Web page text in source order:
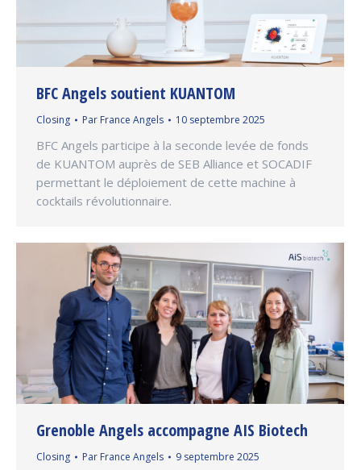
BFC Angels soutient KUANTOM
Closing Par France Angels 10 septembre 2025
BFC Angels participe à la seconde levée de fonds
de KUANTOM auprès de SEB Alliance et SOCADIF
permettant le déploiement de cette machine à
cocktails révolutionnaire.
Grenoble Angels accompagne AIS Biotech
Closing Par France Angels 9 septembre 2025